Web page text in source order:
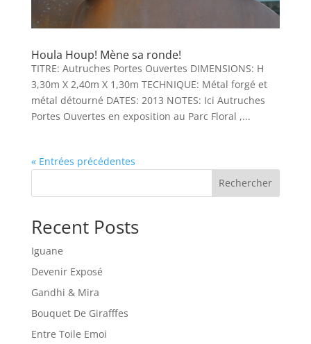
Houla Houp! Mène sa ronde!
TITRE: Autruches Portes Ouvertes DIMENSIONS: H
3,30m X 2,40m X 1,30m TECHNIQUE: Métal forgé et
métal détourné DATES: 2013 NOTES: Ici Autruches
Portes Ouvertes en exposition au Parc Floral ,...
« Entrées précédentes
Rechercher
Recent Posts
Iguane
Devenir Exposé
Gandhi & Mira
Bouquet De Girafffes
Entre Toile Emoi